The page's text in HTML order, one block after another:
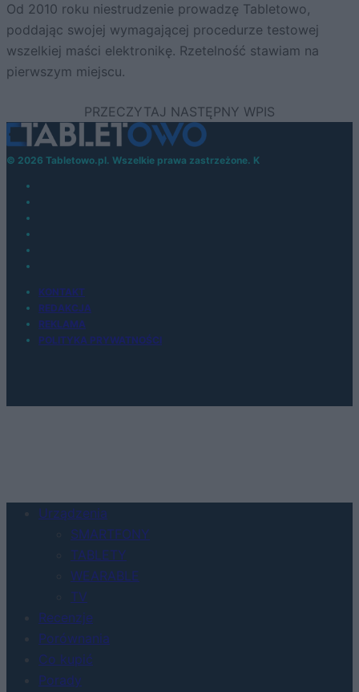
Od 2010 roku niestrudzenie prowadzę Tabletowo,
poddając swojej wymagającej procedurze testowej
wszelkiej maści elektronikę. Rzetelność stawiam na
pierwszym miejscu.
© 2026 Tabletowo.pl. Wszelkie prawa zastrzeżone. K
KONTAKT
REDAKCJA
REKLAMA
POLITYKA PRYWATNOŚCI
Urządzenia
SMARTFONY
TABLETY
WEARABLE
TV
Recenzje
Porównania
Co kupić
Porady